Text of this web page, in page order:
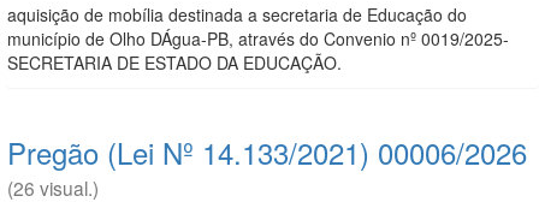
aquisição de mobília destinada a secretaria de Educação do
município de Olho DÁgua-PB, através do Convenio nº 0019/2025-
SECRETARIA DE ESTADO DA EDUCAÇÃO.
Pregão (Lei Nº 14.133/2021) 00006/2026
(26 visual.)